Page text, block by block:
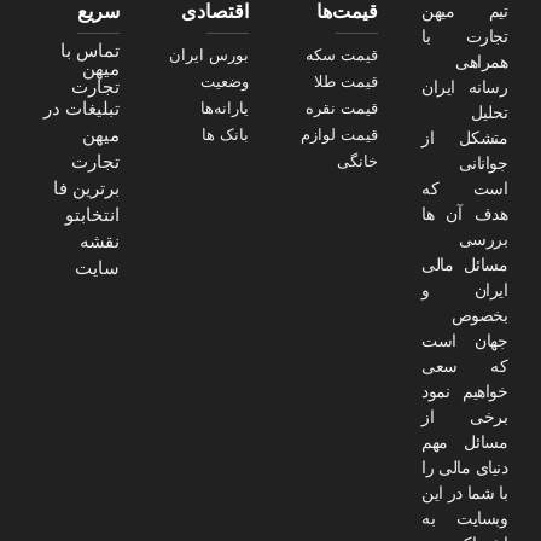
تیم میهن
تجارت با
همراهی
رسانه ایران
تحلیل
متشکل از
جوانانی
است که
هدف آن ها
بررسی
مسائل مالی
ایران و
بخصوص
جهان است
که سعی
خواهیم نمود
برخی از
مسائل مهم
دنیای مالی را
با شما در این
وبسایت به
قیمت‌ها
قیمت سکه
قیمت طلا
قیمت نقره
قیمت لوازم
خانگی
اقتصادی
بورس ایران
وضعیت
یارانه‌ها
بانک ها
سریع
تماس با
میهن
تجارت
تبلیغات در
میهن
تجارت
برترین فا
انتخابتو
نقشه
سایت